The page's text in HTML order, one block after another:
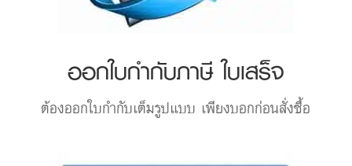
ออกใบกำกับภาษี ใบเสร็จ
ต้องออกใบกำกับเต็มรูปแบบ เพียงบอกก่อนสั่งซื้อ